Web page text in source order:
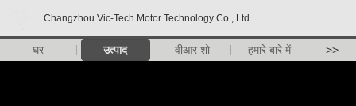
Changzhou Vic-Tech Motor Technology Co., Ltd.
घर उत्पाद वीआर शो हमारे बारे में >>